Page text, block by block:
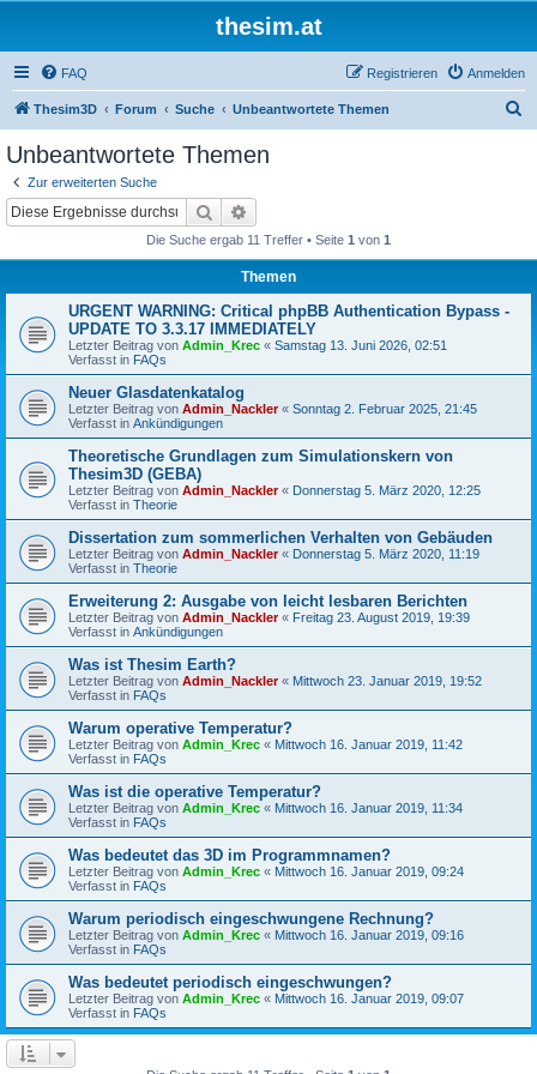
thesim.at
FAQ Anmelden
Registrieren
Thesim3D Forum Suche Unbeantwortete Themen
Unbeantwortete Themen
Zur erweiterten Suche
Suche
Die Suche ergab 11 Treffer • Seite 1 von 1
Themen
URGENT WARNING: Critical phpBB Authentication Bypass -
UPDATE TO 3.3.17 IMMEDIATELY
Letzter Beitrag von Admin_Krec « Samstag 13. Juni 2026, 02:51
Verfasst in FAQs
Neuer Glasdatenkatalog
Letzter Beitrag von Admin_Nackler« Sonntag 2. Februar 2025, 21:45
Verfasst in Ankündigungen
Theoretische Grundlagen zum Simulationskern von
Thesim3D (GEBA)
Letzter Beitrag von Admin_Nackler« Donnerstag 5. März 2020, 12:25
Verfasst in Theorie
Dissertation zum sommerlichen Verhalten von Gebäuden
Letzter Beitrag von Admin_Nackler« Donnerstag 5. März 2020, 11:19
Verfasst in Theorie
Erweiterung 2: Ausgabe von leicht lesbaren Berichten
Letzter Beitrag von Admin_Nackler« Freitag 23. August 2019, 19:39
Verfasst in Ankündigungen
Was ist Thesim Earth?
Letzter Beitrag von Admin_Nackler« Mittwoch 23. Januar 2019, 19:52
Verfasst in FAQs
Warum operative Temperatur?
Letzter Beitrag von Admin_Krec « Mittwoch 16. Januar 2019, 11:42
Verfasst in FAQs
Was ist die operative Temperatur?
Letzter Beitrag von Admin_Krec « Mittwoch 16. Januar 2019, 11:34
Verfasst in FAQs
Was bedeutet das 3D im Programmnamen?
Letzter Beitrag von Admin_Krec « Mittwoch 16. Januar 2019, 09:24
Verfasst in FAQs
Warum periodisch eingeschwungene Rechnung?
Letzter Beitrag von Admin_Krec « Mittwoch 16. Januar 2019, 09:16
Verfasst in FAQs
Was bedeutet periodisch eingeschwungen?
Letzter Beitrag von Admin_Krec « Mittwoch 16. Januar 2019, 09:07
Verfasst in FAQs